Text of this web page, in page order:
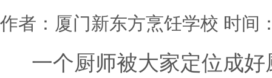
作者：厦门新东方烹饪学校 时间
一个厨师被大家定位成